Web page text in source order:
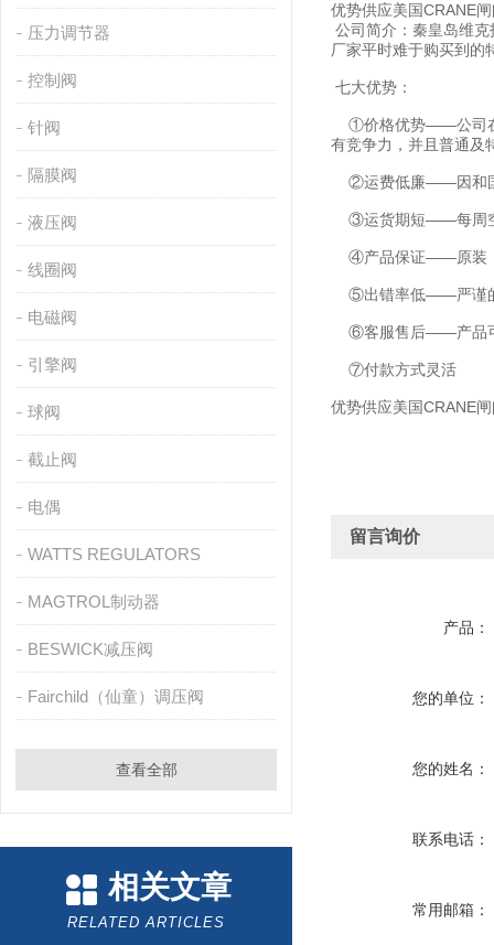
压力调节器
控制阀
针阀
隔膜阀
液压阀
线圈阀
电磁阀
引擎阀
球阀
截止阀
电偶
WATTS REGULATORS
MAGTROL制动器
BESWICK减压阀
Fairchild（仙童）调压阀
查看全部
相关文章
RELATED ARTICLES
优势供应美国CRANE
公司简介：秦皇岛维
厂家平时难于购买到的
七大优势：
①价格优势——公司在
有竞争力，并且普通及
②运费低廉——因和国
③运货期短——每周空
④产品保证——原装
⑤出错率低——严谨的
⑥客服售后——产品可
⑦付款方式灵活
优势供应美国CRANE
留言询价
产品：
您的单位：
您的姓名：
联系电话：
常用邮箱：